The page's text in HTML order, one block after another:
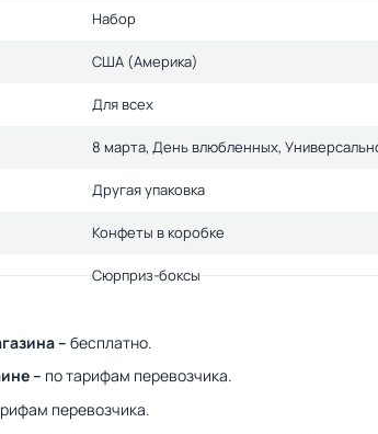
Набор
США (Америка)
Для всех
8 марта, День влюбленных,
Другая упаковка
Конфеты в коробке
Сюрприз-боксы
– бесплатно.
– по тарифам перевозчика.
перевозчика.